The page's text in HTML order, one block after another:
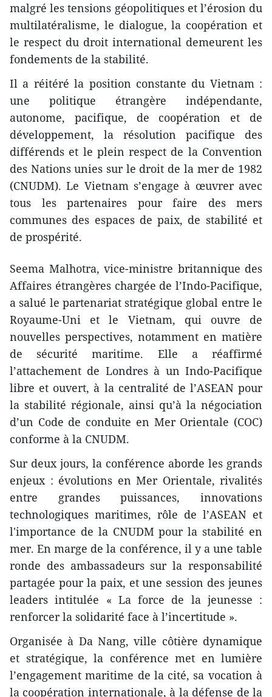
malgré les tensions géopolitiques et l’érosion du
multilatéralisme, le dialogue, la coopération et
le respect du droit international demeurent les
fondements de la stabilité.
Il a réitéré la position constante du Vietnam :
une politique étrangère indépendante,
autonome, pacifique, de coopération et de
développement, la résolution pacifique des
différends et le plein respect de la Convention
des Nations unies sur le droit de la mer de 1982
(CNUDM). Le Vietnam s’engage à œuvrer avec
tous les partenaires pour faire des mers
communes des espaces de paix, de stabilité et
de prospérité.
Seema Malhotra, vice-ministre britannique des
Affaires étrangères chargée de l’Indo-Pacifique,
a salué le partenariat stratégique global entre le
Royaume-Uni et le Vietnam, qui ouvre de
nouvelles perspectives, notamment en matière
de sécurité maritime. Elle a réaffirmé
l’attachement de Londres à un Indo-Pacifique
libre et ouvert, à la centralité de l’ASEAN pour
la stabilité régionale, ainsi qu’à la négociation
d’un Code de conduite en Mer Orientale (COC)
conforme à la CNUDM.
Sur deux jours, la conférence aborde les grands
enjeux : évolutions en Mer Orientale, rivalités
entre grandes puissances, innovations
technologiques maritimes, rôle de l’ASEAN et
l'importance de la CNUDM pour la stabilité en
mer. En marge de la conférence, il y a une table
ronde des ambassadeurs sur la responsabilité
partagée pour la paix, et une session des jeunes
leaders intitulée « La force de la jeunesse :
renforcer la solidarité face à l’incertitude ».
Organisée à Da Nang, ville côtière dynamique
et stratégique, la conférence met en lumière
l’engagement maritime de la cité, sa vocation à
la coopération internationale, à la défense de la